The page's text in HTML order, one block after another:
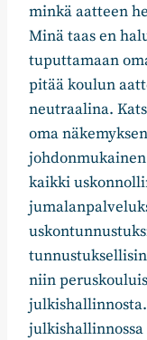
minkä aatteen
Minä taas en
tuputtamaan
pitää koulun
neutraalina.
oma
kaikki
niin